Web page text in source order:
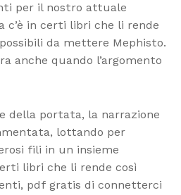
per il nostro attuale
c’è in certi libri che li rende
da mettere Mephisto.
anche quando l’argomento
della portata, la narrazione
lottando per
fili in un insieme
libri che li rende così
pdf gratis di connetterci